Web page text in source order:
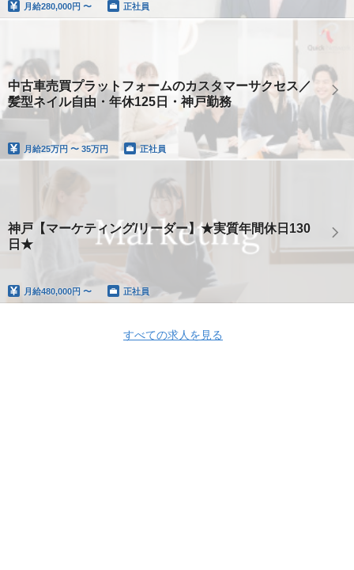
月給280,000円 〜 正社員
中古車売買プラットフォームのカスタマーサクセス／
髪型ネイル自由・年休125日・神戸勤務
月給25万円 〜 35万円 正社員
神戸【マーケティング/リーダー】★実質年間休日130
日★
月給480,000円 〜 正社員
すべての求人を見る